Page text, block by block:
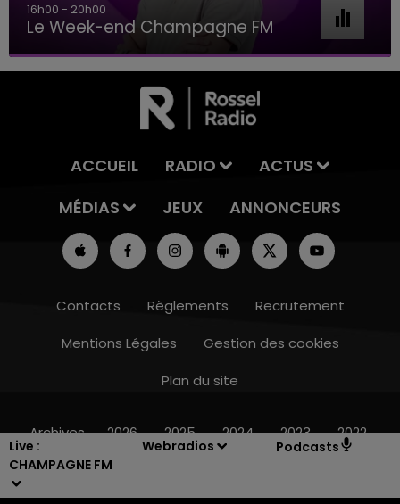
Live :
CHAMPAGNE FM
Webradios Podcasts
11h00 - 16h00
16h00 - 20h00
Le Week-end Champagne FM
ACCUEIL RADIO
ACTUS
MÉDIAS
JEUX ANNONCEURS
Contacts Règlements
Recrutement
Mentions Légales
Gestion des cookies
Plan du site
Archives 2026 2025 2024 2023 2022